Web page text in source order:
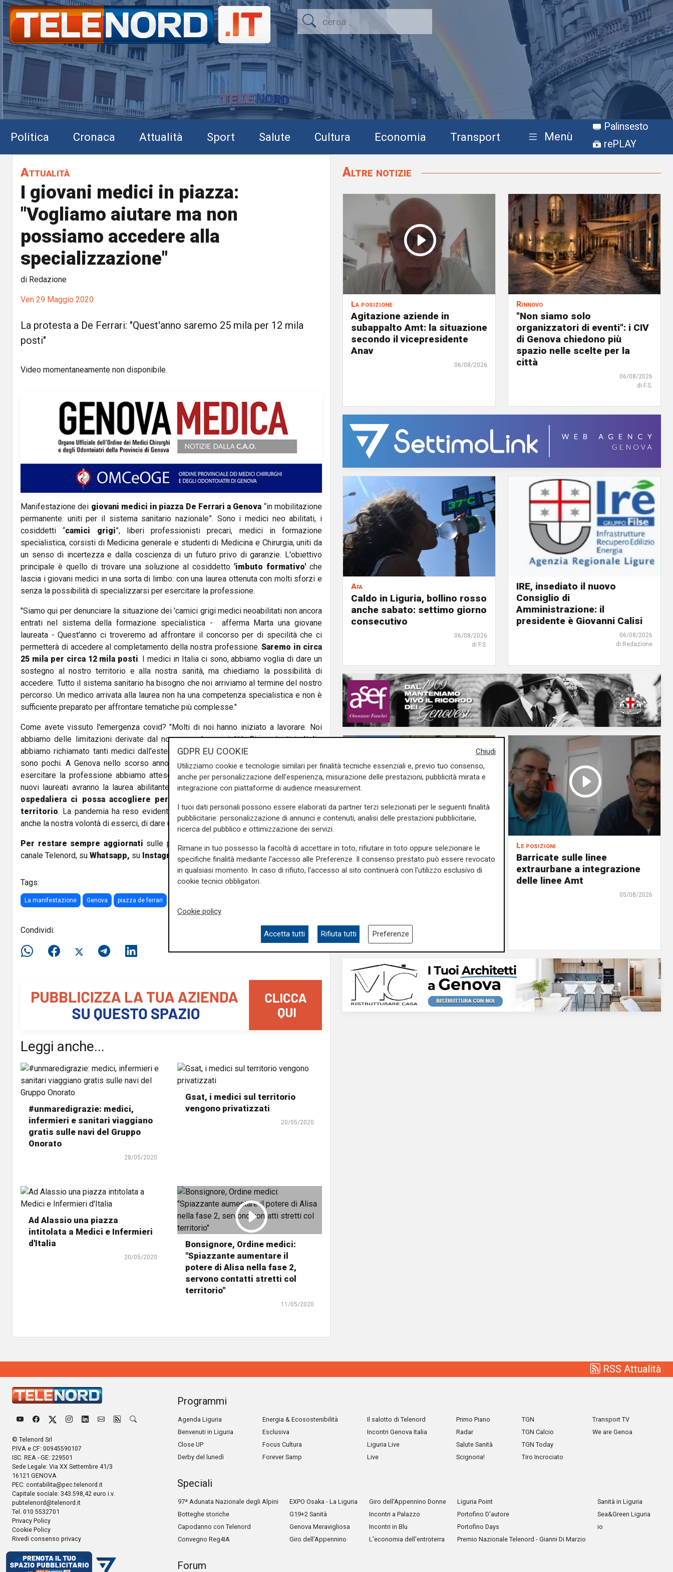
Politica Cronaca Attualità Sport Salute Cultura Economia Transport Menù
Palinsesto
rePLAY
Attualità
I giovani medici in piazza:
"Vogliamo aiutare ma non
possiamo accedere alla
specializzazione"
di Redazione
Ven 29 Maggio 2020
La protesta a De Ferrari: "Quest'anno saremo 25 mila per 12 mila
posti"
Video momentaneamente non disponibile.
Manifestazione dei giovani medici in piazza De Ferrari a Genova “in mobilitazione
permanente: uniti per il sistema sanitario nazionale”. Sono i medici neo abilitati, i
cosiddetti “camici grigi”, liberi professionisti precari, medici in formazione
specialistica, corsisti di Medicina generale e studenti di Medicina e Chirurgia, uniti da
un senso di incertezza e dalla coscienza di un futuro privo di garanzie. L'obiettivo
principale è quello di trovare una soluzione al cosiddetto 'imbuto formativo' che
lascia i giovani medici in una sorta di limbo: con una laurea ottenuta con molti sforzi e
senza la possibilità di specializzarsi per esercitare la professione.
"Siamo qui per denunciare la situazione dei 'camici grigi medici neoabilitati non ancora
entrati nel sistema della formazione specialistica - afferma Marta una giovane
laureata - Quest'anno ci troveremo ad affrontare il concorso per di specilità che ci
permetterà di accedere al completamento della nostra professione.Saremo in circa
25 mila per circa 12 mila posti. I medici in Italia ci sono, abbiamo voglia di dare un
sostegno al nostro territorio e alla nostra sanità, ma chiediamo la possibilità di
accedere. Tutto il sistema sanitario ha bisogno che noi arriviamo al termine del nostro
percorso. Un medico arrivata alla laurea non ha una competenza specialistica e non è
sufficiente preparato per affrontare tematiche più complesse."
Come avete vissuto l'emergenza covid? "Molti di noi hanno iniziato a lavorare. Noi
abbiamo delle limitazioni derivate dal non avere la specialità. Siamo tanti in Italia,
abbiamo richiamato tanti medici dall'estero. Quest'anno saremo 25 mila medici, non
sono pochi. A Genova nello scorso anno accademico ci siamo laureati in 300. Per
esercitare la professione abbiamo atteso 9 mesi, dal prossimo anno per fortuna i
nuovi laureati avranno la laurea abilitante. Chiediamo unariforma perchè la rete
ospedaliera ci possa accogliere per dare respiro a tutti gli ospedali del
territorio. La pandemia ha reso evidente la carenza e la necessità che ci sono, e
anche la nostra volontà di esserci, di dare un contributo."
Per restare sempre aggiornati sulle principali notizie sulla Liguria seguiteci sul
canale Telenord, su Whatsapp, su Instagram suYoutubee su Facebook
Tags:
La manifestazione Genova piazza de ferrari
Condividi:
Leggi anche...
#unmaredigrazie: medici,
infermieri e sanitari viaggiano
gratis sulle navi del Gruppo
Onorato
28/05/2020
Gsat, i medici sul territorio
vengono privatizzati
20/05/2020
Ad Alassio una piazza
intitolata a Medici e Infermieri
d'Italia
20/05/2020
Bonsignore, Ordine medici:
"Spiazzante aumentare il
potere di Alisa nella fase 2,
servono contatti stretti col
territorio"
11/05/2020
Altre notizie
La posizione
Agitazione aziende in
subappalto Amt: la situazione
secondo il vicepresidente
Anav
06/08/2026
Rinnovo
"Non siamo solo
organizzatori di eventi": i CIV
di Genova chiedono più
spazio nelle scelte per la
città
06/08/2026
di F.S.
Afa
Caldo in Liguria, bollino rosso
anche sabato: settimo giorno
consecutivo
06/08/2026
di F.S.
IRE, insediato il nuovo
Consiglio di
Amministrazione: il
presidente è Giovanni Calisi
06/08/2026
di Redazione
Le novità
Ass. Viscogliosi a Telenord:
"A Puntavagno un'area cani al
Le posizioni
Barricate sulle linee
extraurbane a integrazione
delle linee Amt
05/08/2026
RSS Attualità
© Telenord Srl
P.IVA e CF: 00945590107
ISC. REA - GE: 229501
Sede Legale: Via XX Settembre 41/3
16121 GENOVA
PEC: contabilita@pec.telenord.it
Capitale sociale: 343.598,42 euro i.v.
pubtelenord@telenord.it
Tel. 010 5532701
Privacy Policy
Cookie Policy
Rivedi consenso privacy
Programmi
Agenda Liguria
Benvenuti in Liguria
Close UP
Derby del lunedì
Energia & Ecosostenibilità
Esclusiva
Focus Cultura
Forever Samp
Il salotto di Telenord
Incontri Genova Italia
Liguria Live
Live
Primo Piano
Radar
Salute Sanità
Scignoria!
TGN
TGN Calcio
TGN Today
Tiro Incrociato
Transport TV
We are Genoa
Speciali
97ª Adunata Nazionale degli Alpini
Botteghe storiche
Capodanno con Telenord
Convegno Reg4IA
EXPO Osaka - La Liguria
G19+2 Sanità
Genova Meravigliosa
Giro dell'Appennino
Giro dell'Appennino Donne
Incontri a Palazzo
Incontri in Blu
L'economia dell'entroterra
Liguria Point
Portofino D'autore
Portofino Days
Premio Nazionale Telenord - Gianni Di Marzio
Sanità in Liguria
Sea&Green Liguria
io
Forum
Chiudi
GDPR EU COOKIE
Utilizziamo cookie e tecnologie similari per finalità tecniche essenziali e, previo tuo consenso,
anche per personalizzazione dell'esperienza, misurazione delle prestazioni, pubblicità mirata e
integrazione con piattaforme di audience measurement.
I tuoi dati personali possono essere elaborati da partner terzi selezionati per le seguenti finalità
pubblicitarie: personalizzazione di annunci e contenuti, analisi delle prestazioni pubblicitarie,
ricerca del pubblico e ottimizzazione dei servizi.
Rimane in tuo possesso la facoltà di accettare in toto, rifiutare in toto oppure selezionare le
specifiche finalità mediante l'accesso alle Preferenze. Il consenso prestato può essere revocato
in qualsiasi momento. In caso di rifiuto, l'accesso al sito continuerà con l'utilizzo esclusivo di
cookie tecnici obbligatori.
Cookie policy
Accetta tutti Rifiuta tutti Preferenze